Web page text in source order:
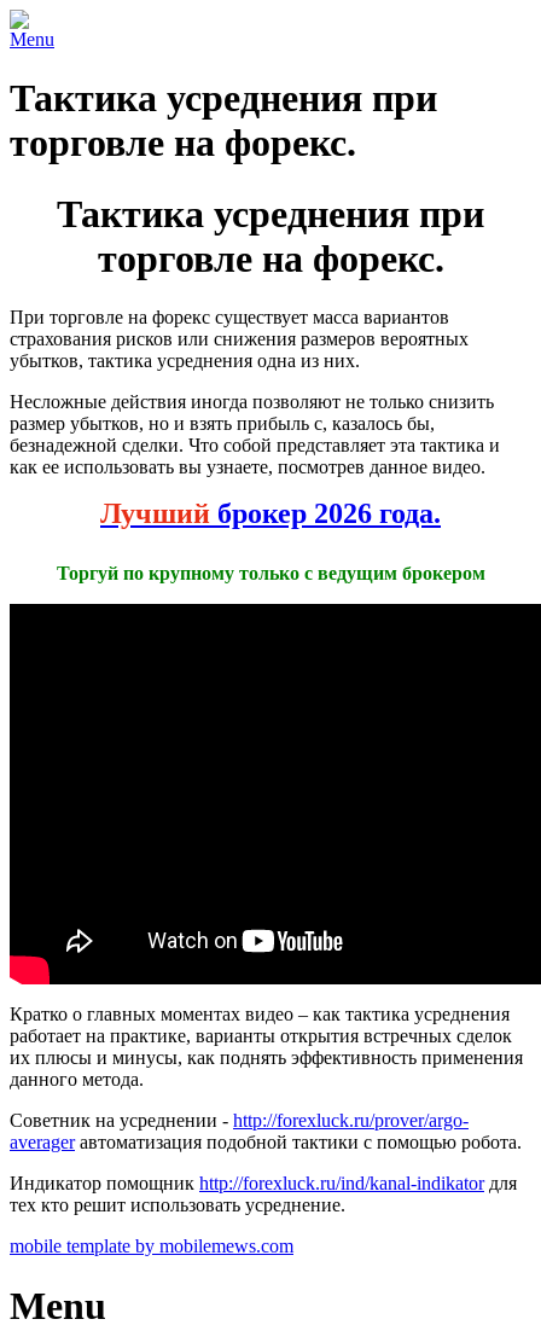
Menu
Тактика усреднения при
торговле на форекс.
Тактика усреднения при
торговле на форекс.
При торговле на форекс существует масса вариантов
страхования рисков или снижения размеров вероятных
убытков, тактика усреднения одна из них.
Несложные действия иногда позволяют не только снизить
размер убытков, но и взять прибыль с, казалось бы,
безнадежной сделки. Что собой представляет эта тактика и
как ее использовать вы узнаете, посмотрев данное видео.
Лучший брокер 2026 года.
Торгуй по крупному только с ведущим брокером
Кратко о главных моментах видео – как тактика усреднения
работает на практике, варианты открытия встречных сделок
их плюсы и минусы, как поднять эффективность применения
данного метода.
Советник на усреднении - http://forexluck.ru/prover/argo-
averagerавтоматизация подобной тактики с помощью робота.
Индикатор помощник http://forexluck.ru/ind/kanal-indikatorдля
тех кто решит использовать усреднение.
mobile template by mobilemews.com
Menu